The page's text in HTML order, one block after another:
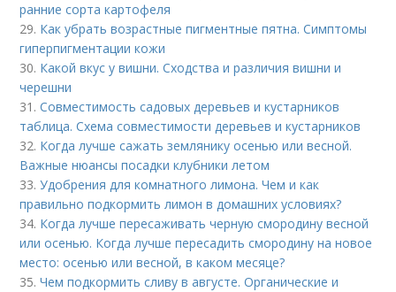
ранние сорта картофеля
29. Как убрать возрастные пигментные пятна. Симптомы
гиперпигментации кожи
30. Какой вкус у вишни. Сходства и различия вишни и
черешни
31.Совместимость садовых деревьев и кустарников
таблица. Схема совместимости деревьев и кустарников
32. Когда лучше сажать землянику осенью или весной.
Важные нюансы посадки клубники летом
33.Удобрения для комнатного лимона. Чем и как
правильно подкормить лимон в домашних условиях?
34. Когда лучше пересаживать черную смородину весной
или осенью. Когда лучше пересадить смородину на новое
место: осенью или весной, в каком месяце?
35.Чем подкормить сливу в августе. Органические и